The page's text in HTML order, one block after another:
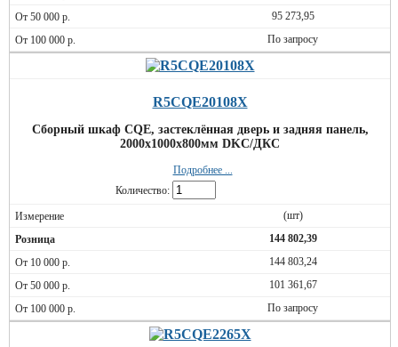
95 273,95
По запросу
R5CQE20108X
Сборный шкаф CQE, застеклённая дверь и задняя панель,
2000x1000x800мм DKC/ДКС
Подробнее ...
Количество:
(шт)
144 802,39
144 803,24
101 361,67
По запросу